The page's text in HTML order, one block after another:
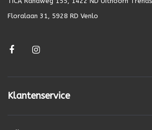
Floralaan 31, 5928 RD Venlo
Klantenservice